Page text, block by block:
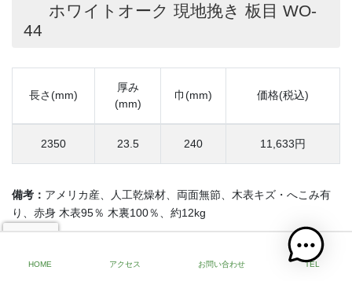
ホワイトオーク 現地挽き 板目 WO-
44
長さ(mm)
厚み
(mm)
巾(mm) 価格(税込)
2350 23.5 240 11,633円
備考： アメリカ産、人工乾燥材、両面無節、木表キズ・へこみ有
り、赤身 木表95％ 木裏100％、約12kg
HOME アクセス お問い合わせ TEL